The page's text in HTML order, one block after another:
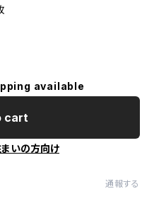
available
cart
いの方向け
通報する